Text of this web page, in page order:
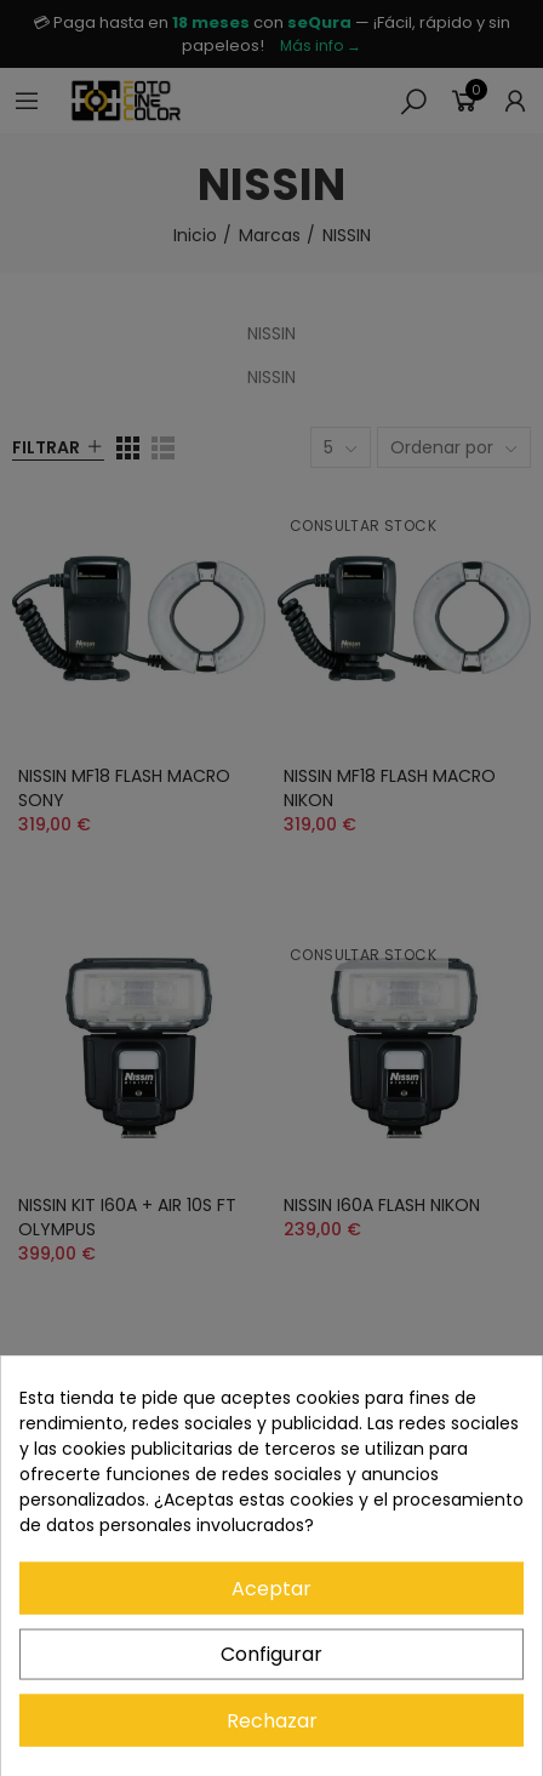
💳 Paga hasta en 18 meses con seQura — ¡Fácil, rápido y sin
papeleos!
Más info →
0
NISSIN
Inicio Marcas NISSIN
NISSIN
NISSIN
FILTRAR 5 Ordenar por
NISSIN MF18 FLASH MACRO
SONY
319,00 €
CONSULTAR STOCK
NISSIN MF18 FLASH MACRO
NIKON
319,00 €
NISSIN KIT I60A + AIR 10S FT
OLYMPUS
399,00 €
CONSULTAR STOCK
NISSIN I60A FLASH NIKON
239,00 €
NISSIN MG80 PRO FLASH
299,00 €
Esta tienda te pide que aceptes cookies para fines de
rendimiento, redes sociales y publicidad. Las redes sociales
y las cookies publicitarias de terceros se utilizan para
ofrecerte funciones de redes sociales y anuncios
personalizados. ¿Aceptas estas cookies y el procesamiento
de datos personales involucrados?
Aceptar
Configurar
Rechazar